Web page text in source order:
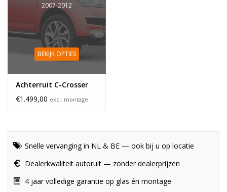
2007-2012
BEKIJK OPTIES
Achterruit C-Crosser
€1.499,00 excl. montage
Snelle vervanging in NL & BE — ook bij u op locatie
Dealerkwaliteit autoruit — zonder dealerprijzen
4 jaar volledige garantie op glas én montage